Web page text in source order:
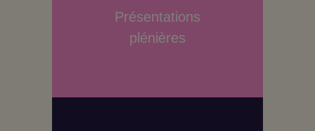
Présentations
plénières